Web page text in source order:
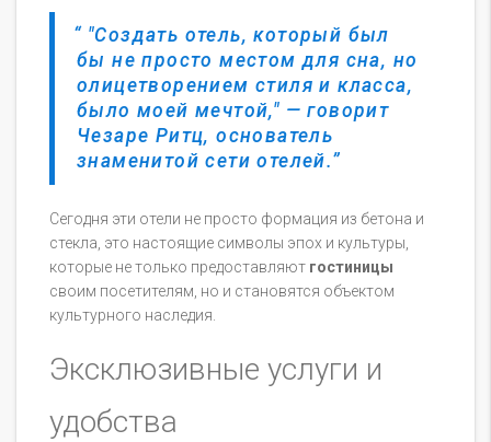
"Создать отель, который был
бы не просто местом для сна, но
олицетворением стиля и класса,
было моей мечтой," — говорит
Чезаре Ритц, основатель
знаменитой сети отелей.
Сегодня эти отели не просто формация из бетона и
стекла, это настоящие символы эпох и культуры,
которые не только предоставляют гостиницы
своим посетителям, но и становятся объектом
культурного наследия.
Эксклюзивные услуги и
удобства